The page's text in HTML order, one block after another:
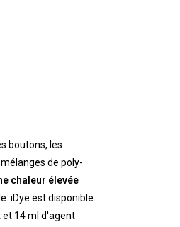
boutons, les
de poly-
chaleur élevée
iDye est disponible
et 14 ml d'agent